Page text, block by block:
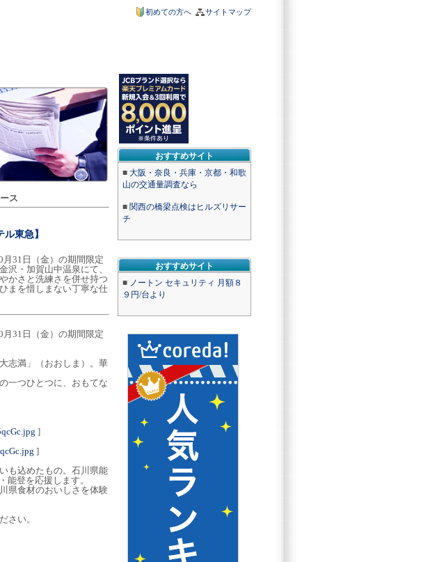
サイトマップ
初めての方へ
おすすめサイト
■ 大阪・奈良・兵庫・京都・和歌
山の交通量調査なら
■ 関西の橋梁点検はヒルズリサー
チ
おすすめサイト
■ ノートン セキュリティ 月額８
９円/台より
ス
東急】
31日（金）の期間限定
沢・加賀山中温泉にて、
かさと洗練さを併せ持つ
まを惜しまない丁寧な仕
31日（金）の期間限定
志満」（おおしま）。華
一つひとつに、おもてな
]
]
も込めたもの。石川県能
能登を応援します。
県食材のおいしさを体験
さい。